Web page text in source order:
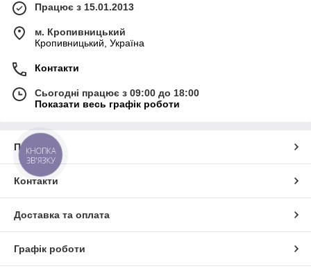
Працює з 15.01.2013
м. Кропивницький
Кропивницький, Україна
Контакти
Сьогодні працює з 09:00 до 18:00
Показати весь графік роботи
Про нас
Контакти
Доставка та оплата
Графік роботи
КНОПКА
ЗВ'ЯЗКУ